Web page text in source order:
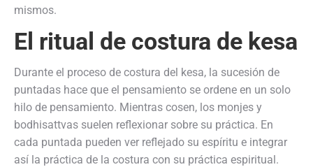
mismos.
El ritual de costura de kesa
Durante el proceso de costura del kesa, la sucesión de
puntadas hace que el pensamiento se ordene en un solo
hilo de pensamiento. Mientras cosen, los monjes y
bodhisattvas suelen reflexionar sobre su práctica. En
cada puntada pueden ver reflejado su espíritu e integrar
así la práctica de la costura con su práctica espiritual.